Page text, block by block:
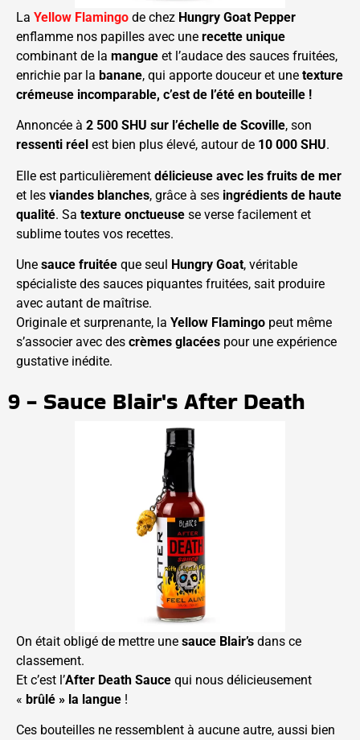
La Yellow Flamingo de chez Hungry Goat Pepper
enflamme nos papilles avec une recette unique
combinant de la mangue et l’audace des sauces fruitées,
enrichie par la banane, qui apporte douceur et une texture
crémeuse incomparable, c’est de l’été en bouteille !
Annoncée à 2 500 SHU sur l’échelle de Scoville, son
ressenti réel est bien plus élevé, autour de 10 000 SHU.
Elle est particulièrement délicieuse avec les fruits de mer
et les viandes blanches, grâce à ses ingrédients de haute
qualité. Sa texture onctueuse se verse facilement et
sublime toutes vos recettes.
Une sauce fruitée que seul Hungry Goat, véritable
spécialiste des sauces piquantes fruitées, sait produire
avec autant de maîtrise.
Originale et surprenante, la Yellow Flamingo peut même
s’associer avec des crèmes glacées pour une expérience
gustative inédite.
9 - Sauce Blair's After Death
On était obligé de mettre une sauce Blair’s dans ce
classement.
Et c’est l’After Death Sauce qui nous délicieusement
« brûlé » la langue !
Ces bouteilles ne ressemblent à aucune autre, aussi bien